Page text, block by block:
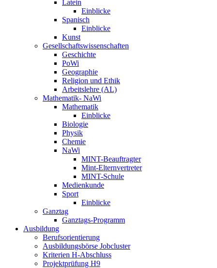
Latein
Einblicke
Spanisch
Einblicke
Kunst
Gesellschaftswissenschaften
Geschichte
PoWi
Geographie
Religion und Ethik
Arbeitslehre (AL)
Mathematik- NaWi
Mathematik
Einblicke
Biologie
Physik
Chemie
NaWi
MINT-Beauftragter
Mint-Elternvertreter
MINT-Schule
Medienkunde
Sport
Einblicke
Ganztag
Ganztags-Programm
Ausbildung
Berufsorientierung
Ausbildungsbörse Jobcluster
Kriterien H-Abschluss
Projektprüfung H9